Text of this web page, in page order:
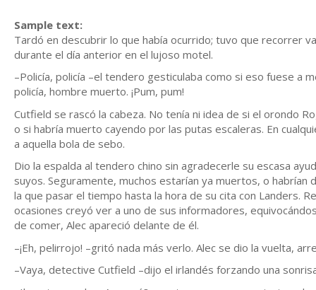
Sample text:
Tardó en descubrir lo que había ocurrido; tuvo que recorrer
durante el día anterior en el lujoso motel.
–Policía, policía –el tendero gesticulaba como si eso fuese a
policía, hombre muerto. ¡Pum, pum!
Cutfield se rascó la cabeza. No tenía ni idea de si el orondo
o si habría muerto cayendo por las putas escaleras. En
a aquella bola de sebo.
Dio la espalda al tendero chino sin agradecerle su escasa
suyos. Seguramente, muchos estarían ya muertos, o
la que pasar el tiempo hasta la hora de su cita con Landers.
ocasiones creyó ver a uno de sus informadores,
de comer, Alec apareció delante de él.
–¡Eh, pelirrojo! –gritó nada más verlo. Alec se dio la vuelta,
–Vaya, detective Cutfield –dijo el irlandés forzando una